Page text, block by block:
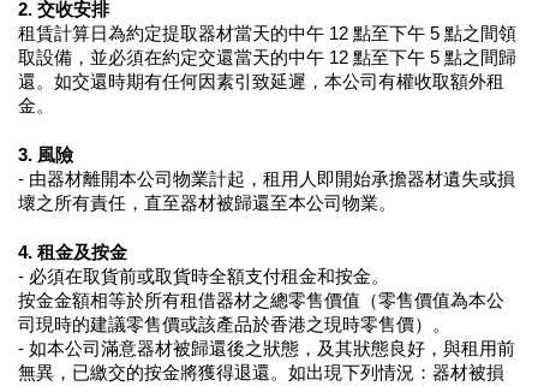
2. 交收安排
租賃計算日為約定提取器材當天的中午 12 點至下午 5 點之間領
取設備，並必須在約定交還當天的中午 12 點至下午 5 點之間歸
還。如交還時期有任何因素引致延遲，本公司有權收取額外租
金。
3. 風險
- 由器材離開本公司物業計起，租用人即開始承擔器材遺失或損
壞之所有責任，直至器材被歸還至本公司物業。
4. 租金及按金
- 必須在取貨前或取貨時全額支付租金和按金。
按金金額相等於所有租借器材之總零售價值（零售價值為本公
司現時的建議零售價或該產品於香港之現時零售價）。
- 如本公司滿意器材被歸還後之狀態，及其狀態良好，與租用前
無異，已繳交的按金將獲得退還。如出現下列情況：器材被損